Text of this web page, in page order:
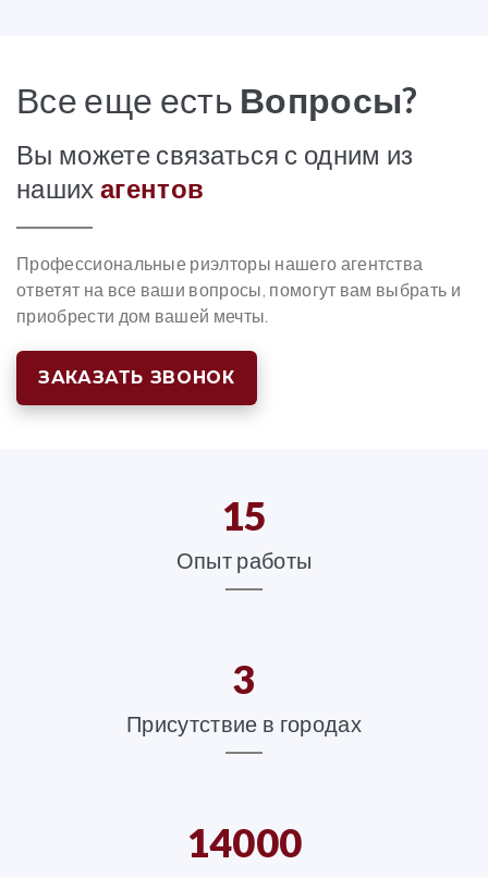
Все еще есть Вопросы?
Вы можете связаться с одним из
наших агентов
Профессиональные риэлторы нашего агентства
ответят на все ваши вопросы, помогут вам выбрать и
приобрести дом вашей мечты.
ЗАКАЗАТЬ ЗВОНОК
15
Опыт работы
3
Присутствие в городах
14000